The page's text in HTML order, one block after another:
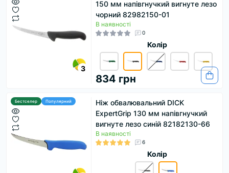
3
150 мм напівгнучкий вигнуте лезо
чорний 82982150-01
В наявності
0
Колір
834 грн
Бестселер Популярний
Ніж обвалювальний DICK
ExpertGrip 130 мм напівгнучкий
вигнуте лезо синій 82182130-66
В наявності
6
Колір